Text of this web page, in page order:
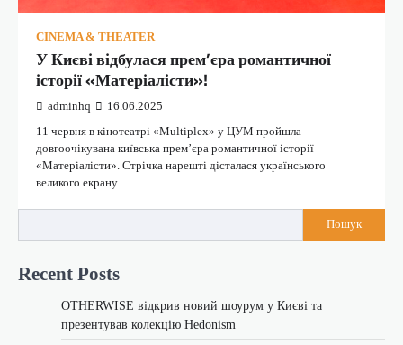
CINEMA & THEATER
У Києві відбулася прем’єра романтичної
історії «Матеріалісти»!
adminhq 16.06.2025
11 червня в кінотеатрі «Multiplex» у ЦУМ пройшла
довгоочікувана київська премʼєра романтичної історії
«Матеріалісти». Стрічка нарешті дісталася українського
великого екрану.…
Пошук
Recent Posts
OTHERWISE відкрив новий шоурум у Києві та
презентував колекцію Hedonism